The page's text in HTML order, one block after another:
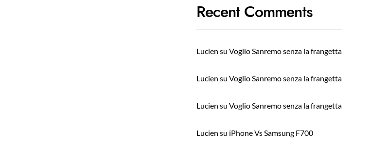
Recent Comments
Lucien su Voglio Sanremo senza la frangetta
Lucien su Voglio Sanremo senza la frangetta
Lucien su Voglio Sanremo senza la frangetta
Lucien su iPhone Vs Samsung F700